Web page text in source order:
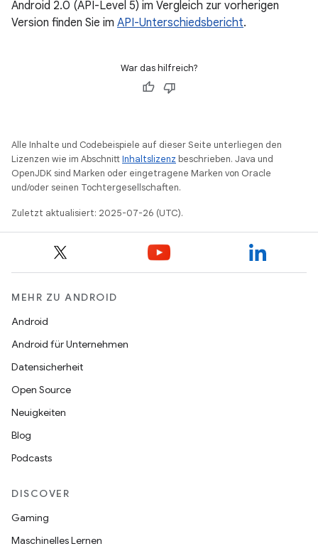
Android 2.0 (API-Level 5) im Vergleich zur vorherigen
Version finden Sie im API-Unterschiedsbericht.
War das hilfreich?
Alle Inhalte und Codebeispiele auf dieser Seite unterliegen den
Lizenzen wie im AbschnittInhaltslizenz beschrieben. Java und
OpenJDK sind Marken oder eingetragene Marken von Oracle
und/oder seinen Tochtergesellschaften.
Zuletzt aktualisiert: 2025-07-26 (UTC).
MEHR ZU ANDROID
Android
Android für Unternehmen
Datensicherheit
Open Source
Neuigkeiten
Blog
Podcasts
DISCOVER
Gaming
Maschinelles Lernen